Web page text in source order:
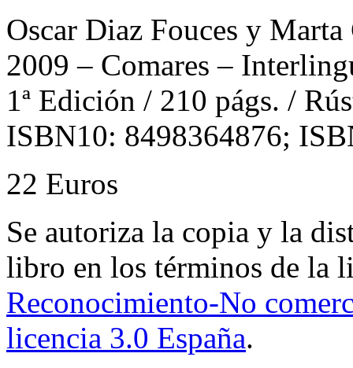
Oscar Diaz Fouces y Marta
2009 – Comares –
1ª Edición / 210 págs. /
ISBN10: 8498364876;
22 Euros
Se autoriza la copia y la
libro en los términos de la
Reconocimiento-No
licencia 3.0 España.